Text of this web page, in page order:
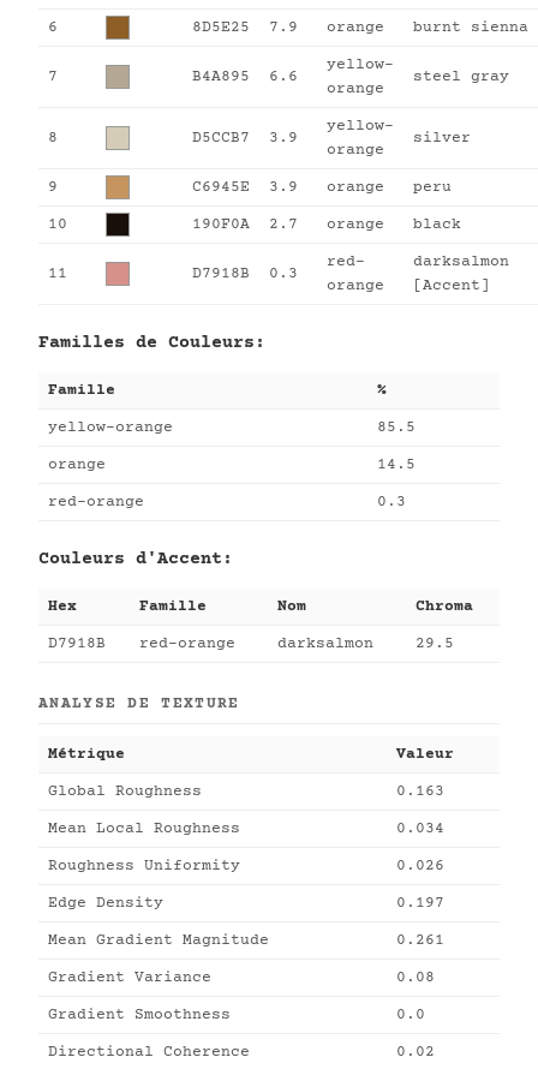
6 8D5E25 7.9 orange burnt sienna
7 B4A895 6.6
yellow-
orange
steel gray
8 D5CCB7 3.9
yellow-
orange
silver
9 C6945E 3.9 orange peru
10 190F0A 2.7 orange black
11 D7918B 0.3
red-
orange
darksalmon
[Accent]
Familles de Couleurs:
Famille %
yellow-orange 85.5
orange 14.5
red-orange 0.3
Couleurs d'Accent:
Hex Famille Nom Chroma
D7918B red-orange darksalmon 29.5
ANALYSE DE TEXTURE
Métrique Valeur
Global Roughness 0.163
Mean Local Roughness 0.034
Roughness Uniformity 0.026
Edge Density 0.197
Mean Gradient Magnitude 0.261
Gradient Variance 0.08
Gradient Smoothness 0.0
Directional Coherence 0.02